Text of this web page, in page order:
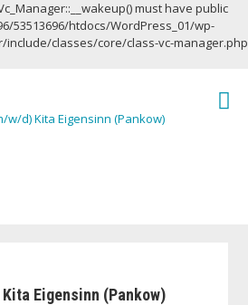
must have public
53513696/htdocs/WordPress_01/wp-
include/classes/core/class-vc-manager.php
Eigensinn (Pankow)